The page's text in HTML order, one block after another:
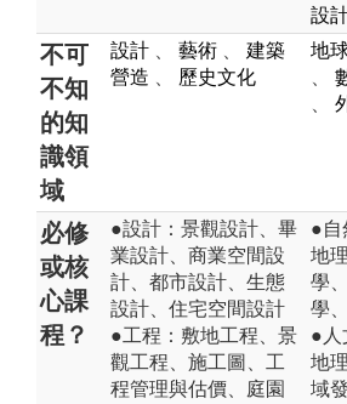
設
不可
不知
的知
識領
域
設計 藝術
建築
營造
歷史文化
地
必修
或核
心課
程？
●設計：景觀設計、畢
業設計、商業空間設
計、都市設計、生態
設計、住宅空間設計
●工程：敷地工程、景
觀工程、施工圖、工
程管理與估價、庭園
●自
地
學
學
●人
地
域